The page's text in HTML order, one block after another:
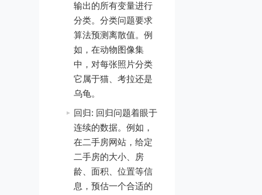
输出的所有变量进行
分类。分类问题要求
算法预测离散值。例
如，在动物图像集
中，对每张照片分类
它属于猫、考拉还是
乌龟。
回归: 回归问题着眼于
连续的数据。例如，
在二手房网站，给定
二手房的大小、房
龄、面积、位置等信
息，预估一个合适的